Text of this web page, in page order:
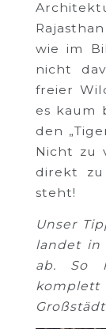
wie im
nicht
freier
es kaum
den
Nicht zu
direkt
steht!
Unser
landet in
ab. So